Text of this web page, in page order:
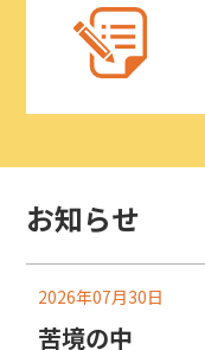
お知らせ
2026年07月30日
苦境の中